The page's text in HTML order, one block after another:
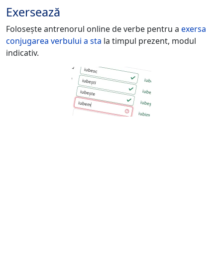
Exersează
Folosește antrenorul online de verbe pentru a exersa
conjugarea verbului a sta la timpul prezent, modul
indicativ.